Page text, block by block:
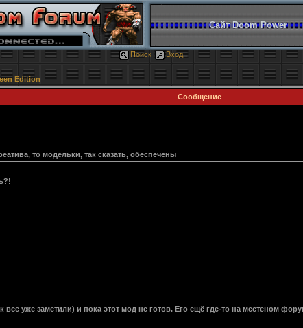
Сайт Doom Power
Поиск Вход
Edition
Сообщение
то модельки, так сказать, обеспечены
уже заметили) и пока этот мод не готов. Его ещё где-то на местеном